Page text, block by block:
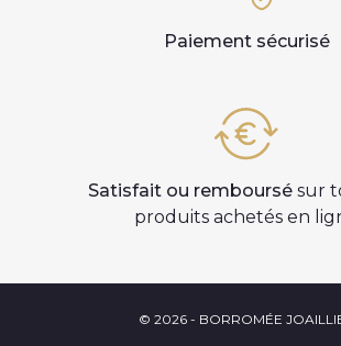
Paiement sécurisé
Satisfait ou remboursé sur
produits achetés en
© 2026 - BORROMÉE